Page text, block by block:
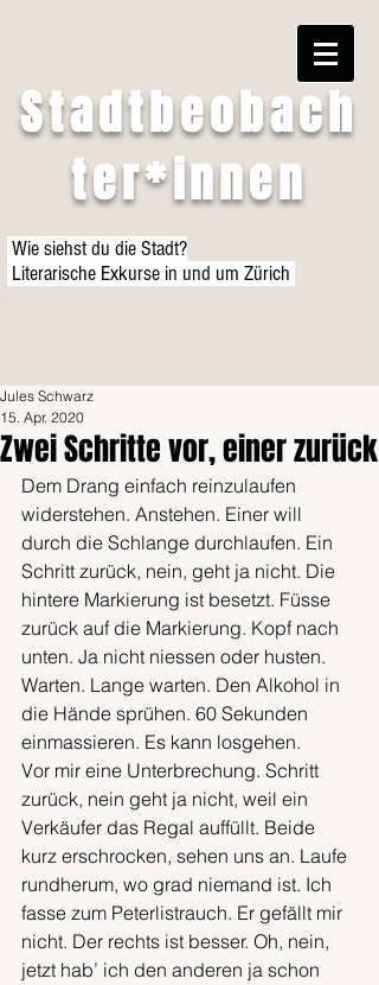
Stadtbeobach
ter*innen
Wie siehst du die Stadt?
Literarische Exkurse in und um Zürich
Zwei Schritte vor, einer zurück
Jules Schwarz
15. Apr. 2020
Dem Drang einfach reinzulaufen
widerstehen. Anstehen. Einer will
durch die Schlange durchlaufen. Ein
Schritt zurück, nein, geht ja nicht. Die
hintere Markierung ist besetzt. Füsse
zurück auf die Markierung. Kopf nach
unten. Ja nicht niessen oder husten.
Warten. Lange warten. Den Alkohol in
die Hände sprühen. 60 Sekunden
einmassieren. Es kann losgehen.
Vor mir eine Unterbrechung. Schritt
zurück, nein geht ja nicht, weil ein
Verkäufer das Regal auffüllt. Beide
kurz erschrocken, sehen uns an. Laufe
rundherum, wo grad niemand ist. Ich
fasse zum Peterlistrauch. Er gefällt mir
nicht. Der rechts ist besser. Oh, nein,
jetzt hab’ ich den anderen ja schon